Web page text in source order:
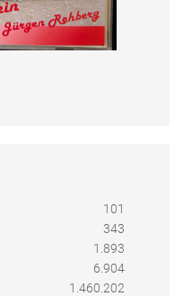
101
343
1.893
6.904
1.460.202